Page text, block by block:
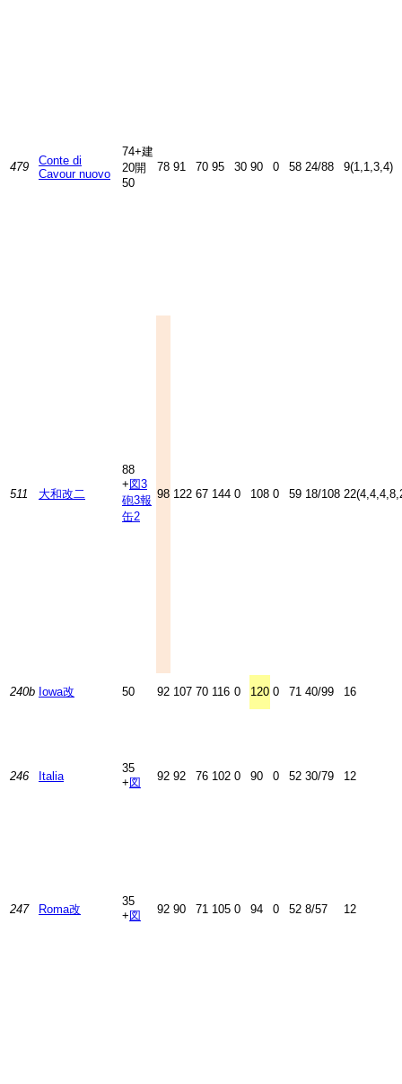
479
Conte di
Cavour nuovo
74+建
20開
50
78 91 70 95 30 90 0 58 24/88 9(1,1,3,4)
511 大和改二
88
+図3
砲3報
缶2
98 122 67 144 0 108 0 59 18/108
240b Iowa改 50 92 107 70 116 0 120 0 71 40/99 16
246 Italia
35
+図 92 92 76 102 0 90 0 52 30/79 12
247 Roma改
35
+図 92 90 71 105 0 94 0 52 8/57 12